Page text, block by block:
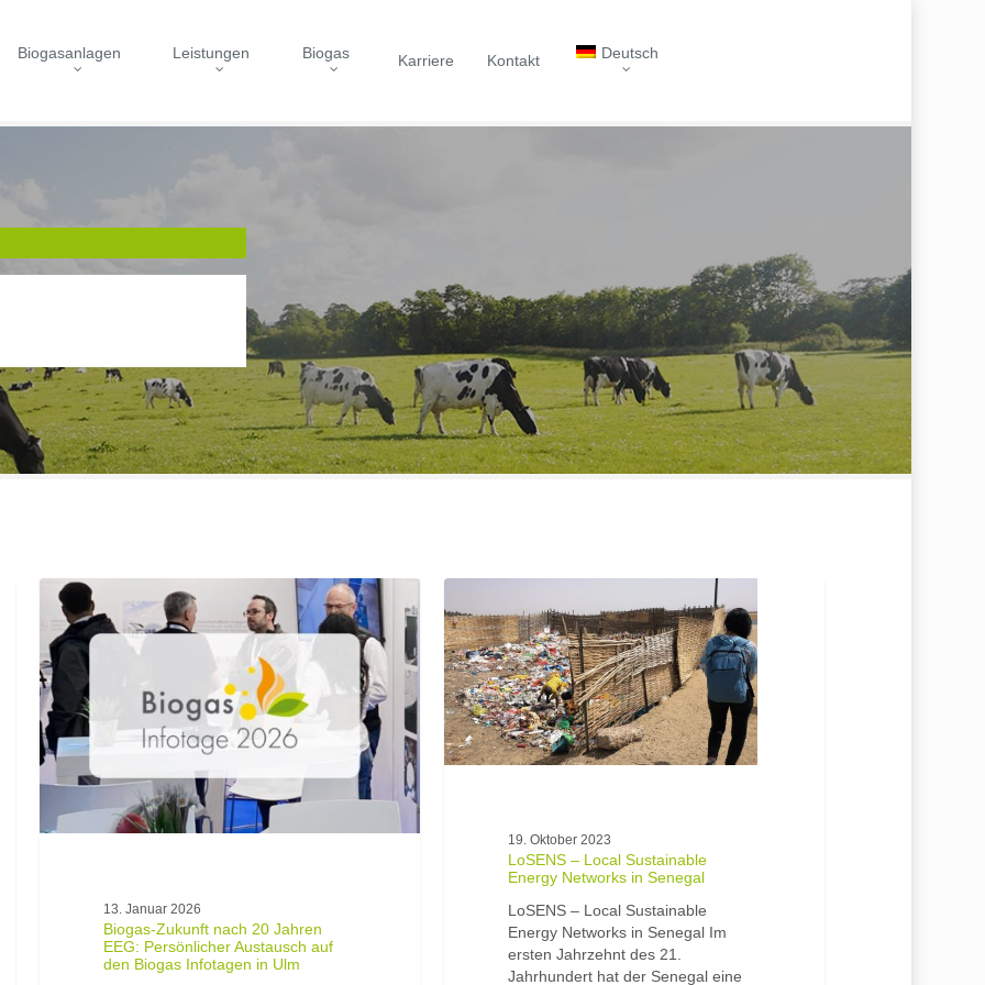
Biogasanlagen Leistungen Biogas Karriere Kontakt Deutsch
Biogas-
Zukunft
nach
20
Jahren
EEG:
Persönlicher
Austausch
auf
den
Biogas
Infotagen
13. Januar 2026
Biogas-Zukunft nach 20 Jahren
EEG: Persönlicher Austausch auf
den Biogas Infotagen in Ulm
–
Local
Sustainable
Energy
Networks
in
Senegal
19. Oktober 2023
LoSENS – Local Sustainable
Energy Networks in Senegal
LoSENS – Local Sustainable
Energy Networks in Senegal Im
ersten Jahrzehnt des 21.
Jahrhundert hat der Senegal eine